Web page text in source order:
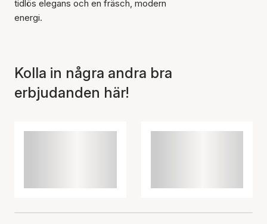
tidlös elegans och en fräsch, modern
energi.
Kolla in några andra bra
erbjudanden här!